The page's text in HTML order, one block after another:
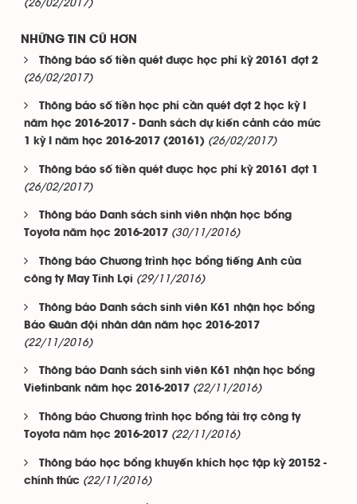
(26/02/2017)
NHỮNG TIN CŨ HƠN
Thông báo số tiền quét được học phí kỳ 20161 đợt 2
(26/02/2017)
Thông báo số tiền học phí cần quét đợt 2 học kỳ I
năm học 2016-2017 - Danh sách dự kiến cảnh cáo mức
1 kỳ I năm học 2016-2017 (20161) (26/02/2017)
Thông báo số tiền quét được học phí kỳ 20161 đợt 1
(26/02/2017)
Thông báo Danh sách sinh viên nhận học bổng
Toyota năm học 2016-2017 (30/11/2016)
Thông báo Chương trình học bổng tiếng Anh của
công ty May Tinh Lợi (29/11/2016)
Thông báo Danh sách sinh viên K61 nhận học bổng
Báo Quân đội nhân dân năm học 2016-2017
(22/11/2016)
Thông báo Danh sách sinh viên K61 nhận học bổng
Vietinbank năm học 2016-2017 (22/11/2016)
Thông báo Chương trình học bổng tài trợ công ty
Toyota năm học 2016-2017 (22/11/2016)
Thông báo học bổng khuyến khích học tập kỳ 20152 -
chính thức (22/11/2016)